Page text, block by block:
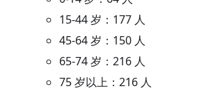
15-44 岁：177 人
45-64 岁：150 人
65-74 岁：216 人
75 岁以上：216 人